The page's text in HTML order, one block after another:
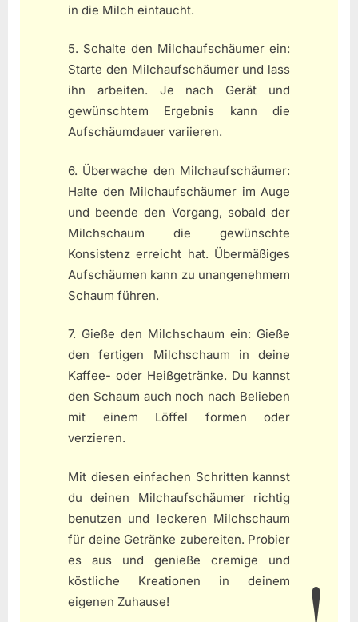
in die Milch eintaucht.
5. Schalte den Milchaufschäumer ein:
Starte den Milchaufschäumer und lass
ihn arbeiten. Je nach Gerät und
gewünschtem Ergebnis kann die
Aufschäumdauer variieren.
6. Überwache den Milchaufschäumer:
Halte den Milchaufschäumer im Auge
und beende den Vorgang, sobald der
Milchschaum die gewünschte
Konsistenz erreicht hat. Übermäßiges
Aufschäumen kann zu unangenehmem
Schaum führen.
7. Gieße den Milchschaum ein: Gieße
den fertigen Milchschaum in deine
Kaffee- oder Heißgetränke. Du kannst
den Schaum auch noch nach Belieben
mit einem Löffel formen oder
verzieren.
Mit diesen einfachen Schritten kannst
du deinen Milchaufschäumer richtig
benutzen und leckeren Milchschaum
für deine Getränke zubereiten. Probier
es aus und genieße cremige und
köstliche Kreationen in deinem
eigenen Zuhause!